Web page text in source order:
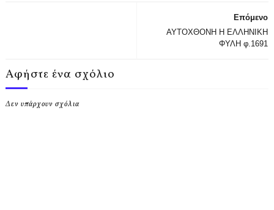
Επόμενο
ΑΥΤΟΧΘΟΝΗ Η ΕΛΛΗΝΙΚΗ
ΦΥΛΗ φ.1691
Αφήστε ένα σχόλιο
Δεν υπάρχουν σχόλια